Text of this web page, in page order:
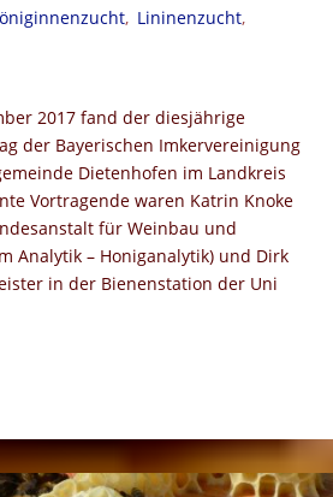
, Lininenzucht,
2017 fand der diesjährige
der Bayerischen Imkervereinigung
Dietenhofen im Landkreis
Vortragende waren Katrin Knoke
für Weinbau und
Analytik – Honiganalytik) und Dirk
in der Bienenstation der Uni